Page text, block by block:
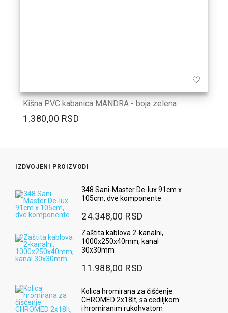
Kišna PVC kabanica MANDRA - boja zelena
1.380,00 RSD
IZDVOJENI PROIZVODI
348 Sani-Master De-lux 91cm x
105cm, dve komponente
24.348,00 RSD
Zaštita kablova 2-kanalni,
1000x250x40mm, kanal
30x30mm
11.988,00 RSD
Kolica hromirana za čišćenje
CHROMED 2x18lt, sa cediljkom
i hromiranim rukohvatom